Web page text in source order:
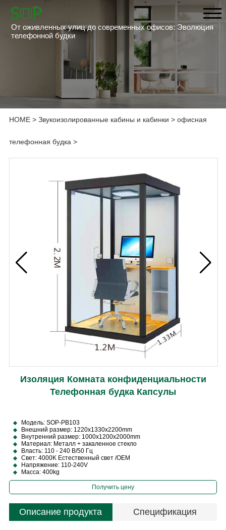
От оживленных улиц до современных офисов: Эволюция
телефонной будки
HOME> Звукоизолированные кабины и кабинки > офисная
телефонная будка >
Изоляция Комната конфиденциальности
Телефонная будка Капсулы
Модель: SOP-PB103
Внешний размер: 1220x1330x2200mm
Внутренний размер: 1000x1200x2000mm
Материал: Металл + закаленное стекло
Власть: 110 - 240 В/50 Гц
Свет: 4000K Естественный свет /OEM
Напряжение: 110-240V
Масса: 400kg
Получить цену
Описание продукта Спецификация